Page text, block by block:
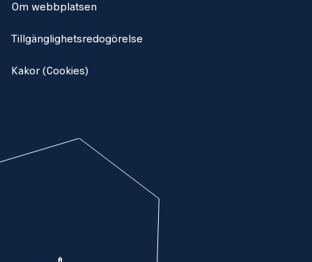
Om webbplatsen
Tillgänglighetsredogörelse
Kakor (Cookies)